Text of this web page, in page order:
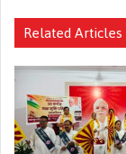
Related Articles